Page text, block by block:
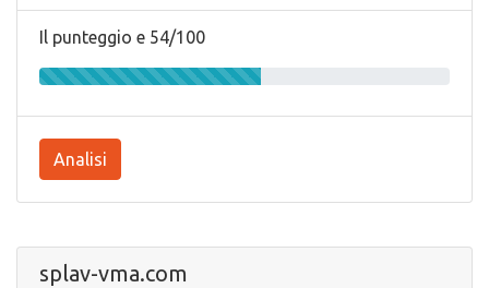
Il punteggio e 54/100
Analisi
splav-vma.com